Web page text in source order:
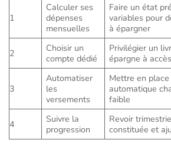
1
Calculer ses
dépenses
mensuelles
Faire un état
variables pour
à épargner
2
Choisir un
compte dédié
Privilégier un
épargne à
3
Automatiser
les
versements
Mettre en
automatique
faible
4
Suivre la
progression
Revoir
constituée et